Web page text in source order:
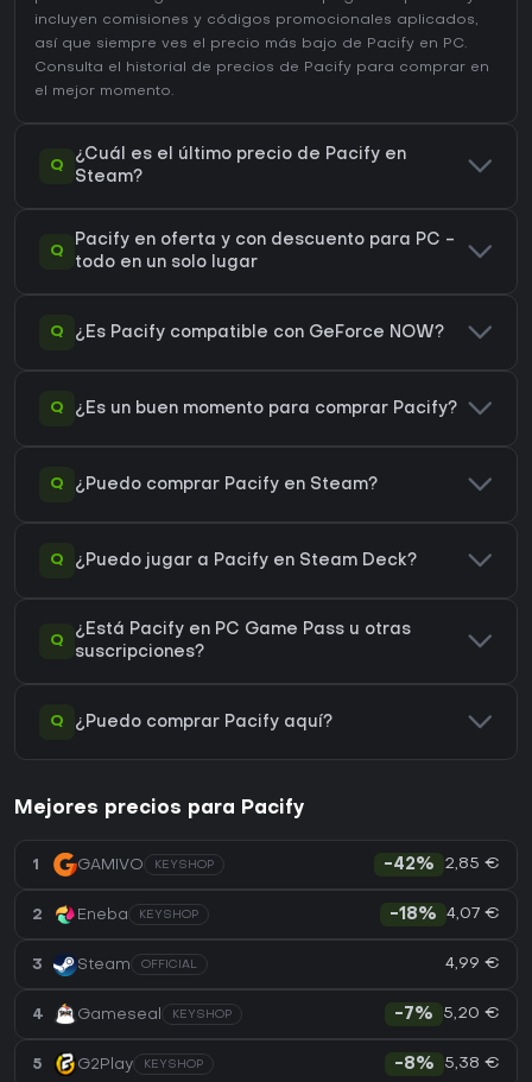
incluyen comisiones y códigos promocionales aplicados,
así que siempre ves el precio más bajo de Pacify en PC.
Consulta el
historial de precios de Pacify para comprar en
el mejor momento.
Q
¿Cuál es el último precio de Pacify en
Steam?
Q
Pacify en oferta y con descuento para PC -
todo en un solo lugar
Q ¿Es Pacify compatible con GeForce NOW?
Q ¿Es un buen momento para comprar Pacify?
Q ¿Puedo comprar Pacify en Steam?
Q ¿Puedo jugar a Pacify en Steam Deck?
Q
¿Está Pacify en PC Game Pass u otras
suscripciones?
Q ¿Puedo comprar Pacify aquí?
Mejores precios para Pacify
1 GAMIVO KEYSHOP -42% 2,85 €
2 Eneba KEYSHOP -18% 4,07 €
3 Steam OFFICIAL 4,99 €
4 Gameseal KEYSHOP -7% 5,20 €
5 G2Play KEYSHOP -8% 5,38 €